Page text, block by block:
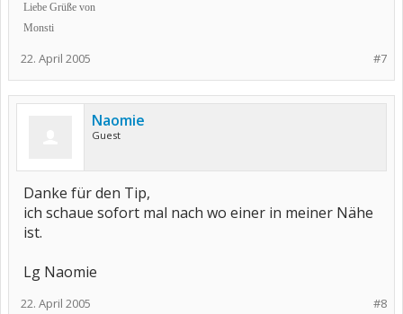
Liebe Grüße von
Monsti
#7
22. April 2005
Naomie
Guest
Danke für den Tip,
ich schaue sofort mal nach wo einer in meiner Nähe
ist.
Lg Naomie
#8
22. April 2005